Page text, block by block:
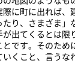
に町に出れば、
り、さまざま」
出てくるとは限
です。そのため
くこと、言うな